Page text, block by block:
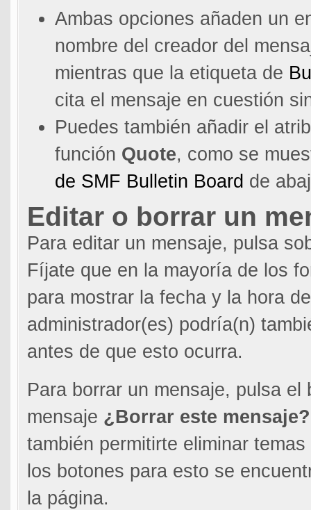
Ambas opciones añaden un
nombre del creador del
mientras que la etiqueta de
cita el mensaje en cuestión
Puedes también añadir el
función Quote, como se
de SMF Bulletin Board de
Editar o borrar un
Para editar un mensaje, pulsa
Fíjate que en la mayoría de los
para mostrar la fecha y la hora
administrador(es) podría(n)
antes de que esto ocurra.
Para borrar un mensaje, pulsa el
mensaje ¿Borrar este mensaje?
también permitirte eliminar
los botones para esto se
la página.